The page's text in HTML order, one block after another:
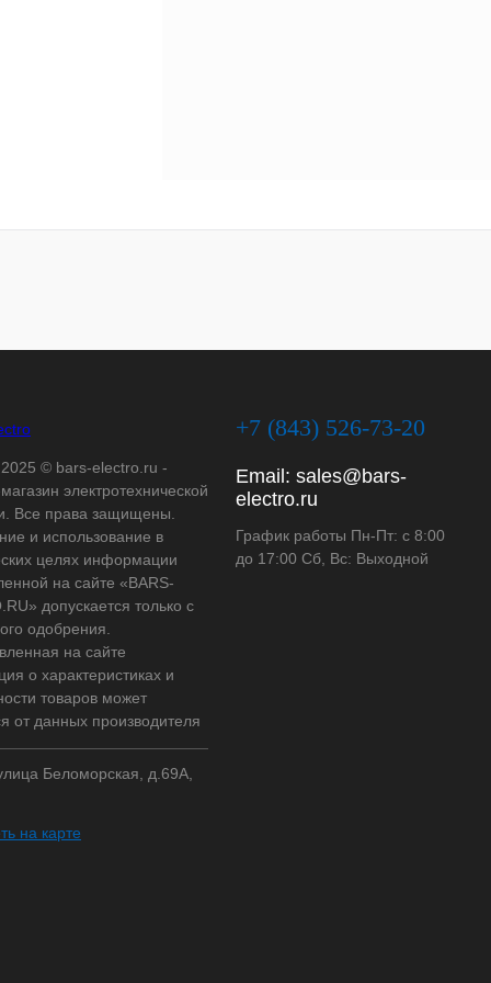
© bars-electro.ru -
электротехнической
Все права защищены.
и использование в
целях информации
на сайте «BARS-
допускается только с
одобрения.
на сайте
о характеристиках и
товаров может
от данных производителя
Беломорская, д.69А,
на карте
+7 (843) 526-73-20
Email: sales@bars-
electro.ru
График работы Пн-Пт: с 8:00
до 17:00 Сб, Вс: Выходной